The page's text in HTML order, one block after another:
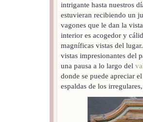
intrigante hasta nuestros
estuvieran recibiendo un
vagones que le dan la
interior es acogedor y
magníficas vistas del
vistas impresionantes del
una pausa a lo largo del
donde se puede apreciar
espaldas de los